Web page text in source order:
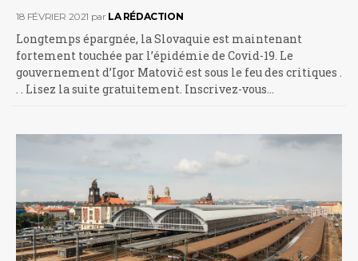
18 FÉVRIER 2021 par LA RÉDACTION
Longtemps épargnée, la Slovaquie est maintenant
fortement touchée par l’épidémie de Covid-19. Le
gouvernement d’Igor Matovič est sous le feu des critiques .
. . Lisez la suite gratuitement. Inscrivez-vous…